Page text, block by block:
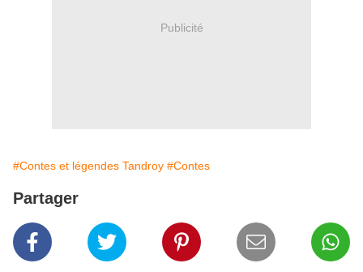
Publicité
#Contes et légendes Tandroy #Contes
Partager